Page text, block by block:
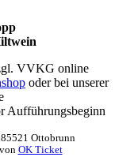
VVKG online
oder bei unserer
Aufführungsbeginn
Ottobrunn
OK Ticket